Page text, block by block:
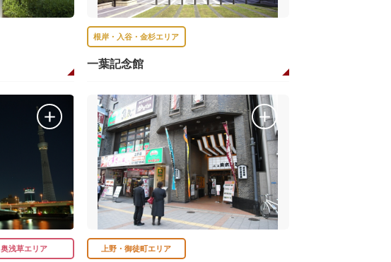
根岸・入谷・金杉エリア
一葉記念館
奥浅草エリア 上野・御徒町エリア